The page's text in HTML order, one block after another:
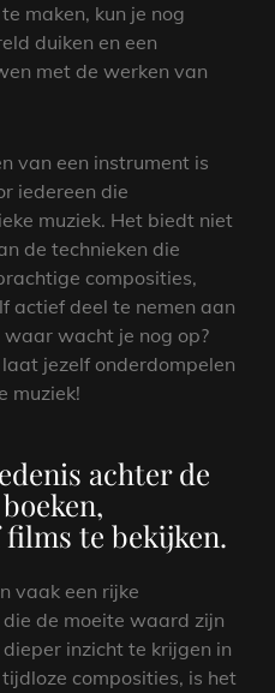
maken, kun je nog
duiken en een
met de werken van
van een instrument is
iedereen die
muziek. Het biedt niet
de technieken die
composities,
actief deel te nemen aan
wacht je nog op?
jezelf onderdompelen
muziek!
achter de
te bekijken.
vaak een rijke
de moeite waard zijn
inzicht te krijgen in
composities, is het